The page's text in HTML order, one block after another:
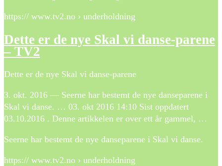
https:// www.tv2.no › underholdning
Dette er de nye Skal vi danse-parene
– TV2
Dette er de nye Skal vi danse-parene
3. okt. 2016 — Seerne har bestemt de nye danseparene i
Skal vi danse. … 03. okt 2016 14:10 Sist oppdatert
03.10.2016 . Denne artikkelen er over ett år gammel, …
Seerne har bestemt de nye danseparene i Skal vi danse.
https:// www.tv2.no › underholdning